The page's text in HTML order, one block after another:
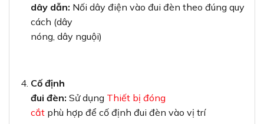
dây dẫn: Nối dây điện vào đui đèn theo đúng quy
cách (dây
nóng, dây nguội)
Cố định
đui đèn: Sử dụng Thiết bị đóng
cắtphù hợp để cố định đui đèn vào vị trí